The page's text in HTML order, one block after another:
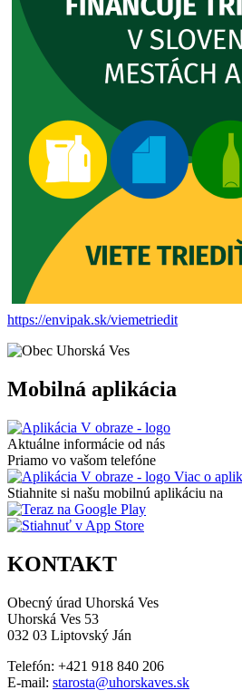
https://envipak.sk/viemetriedit
Mobilná aplikácia
Aktuálne informácie od nás
Priamo vo vašom telefóne
Viac o
Stiahnite si našu mobilnú aplikáciu na
KONTAKT
Obecný úrad Uhorská Ves
Uhorská Ves 53
032 03 Liptovský Ján
Telefón: +421 918 840 206
E-mail: starosta@uhorskaves.sk